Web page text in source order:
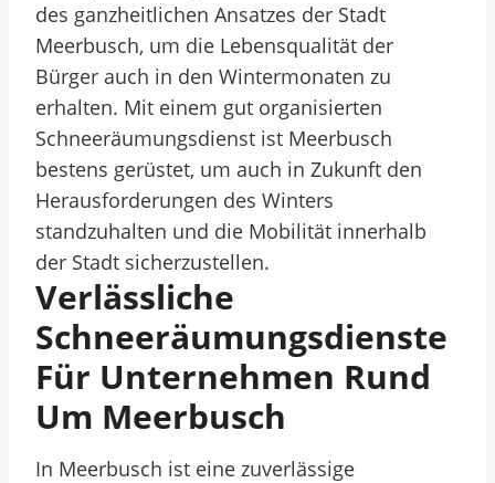
des ganzheitlichen Ansatzes der Stadt
Meerbusch, um die Lebensqualität der
Bürger auch in den Wintermonaten zu
erhalten. Mit einem gut organisierten
Schneeräumungsdienst ist Meerbusch
bestens gerüstet, um auch in Zukunft den
Herausforderungen des Winters
standzuhalten und die Mobilität innerhalb
der Stadt sicherzustellen.
Verlässliche
Schneeräumungsdienste
Für Unternehmen Rund
Um Meerbusch
In Meerbusch ist eine zuverlässige